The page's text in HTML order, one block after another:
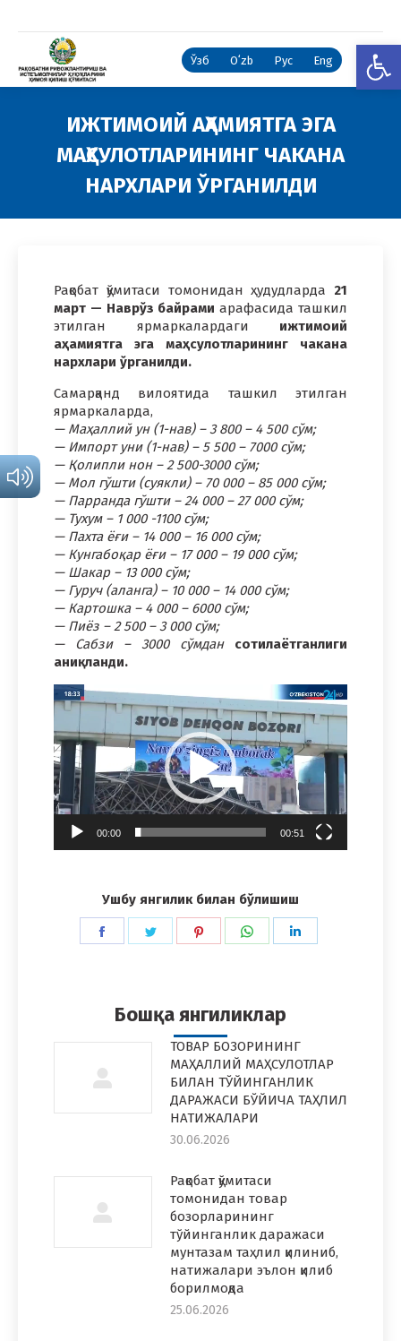
Ўзб Oʻzb Рус Eng
ИЖТИМОИЙ АҲАМИЯТГА ЭГА
МАҲСУЛОТЛАРИНИНГ ЧАКАНА
НАРХЛАРИ ЎРГАНИЛДИ
Рақобат қўмитаси томонидан ҳудудларда 21
март — Наврўз байрами арафасида ташкил
этилган ярмаркалардаги ижтимоий
аҳамиятга эга маҳсулотларининг чакана
нархлари ўрганилди.
Самарқанд вилоятида ташкил этилган
ярмаркаларда,
— Маҳаллий ун (1-нав) – 3 800 – 4 500 сўм;
— Импорт уни (1-нав) – 5 500 – 7000 сўм;
— Қолипли нон – 2 500-3000 сўм;
— Мол гўшти (суякли) – 70 000 – 85 000 сўм;
— Парранда гўшти – 24 000 – 27 000 сўм;
— Тухум – 1 000 -1100 сўм;
— Пахта ёғи – 14 000 – 16 000 сўм;
— Кунгабоқар ёғи – 17 000 – 19 000 сўм;
— Шакар – 13 000 сўм;
— Гуруч (аланга) – 10 000 – 14 000 сўм;
— Картошка – 4 000 – 6000 сўм;
— Пиёз – 2 500 – 3 000 сўм;
— Сабзи – 3000 сўмдан
сотилаётганлиги
аниқланди.
Video
Pleyer
00:00 00:51
Ушбу янгилик билан бўлишиш
Share
Share
Share
Share
Бошқа янгиликлар
ТОВАР БОЗОРИНИНГ
МАҲАЛЛИЙ МАҲСУЛОТЛАР
БИЛАН ТЎЙИНГАНЛИК
ДАРАЖАСИ БЎЙИЧА ТАҲЛИЛ
НАТИЖАЛАРИ
30.06.2026
Рақобат қўмитаси
томонидан товар
бозорларининг
тўйинганлик даражаси
мунтазам таҳлил қилиниб,
натижалари эълон қилиб
борилмоқда
25.06.2026